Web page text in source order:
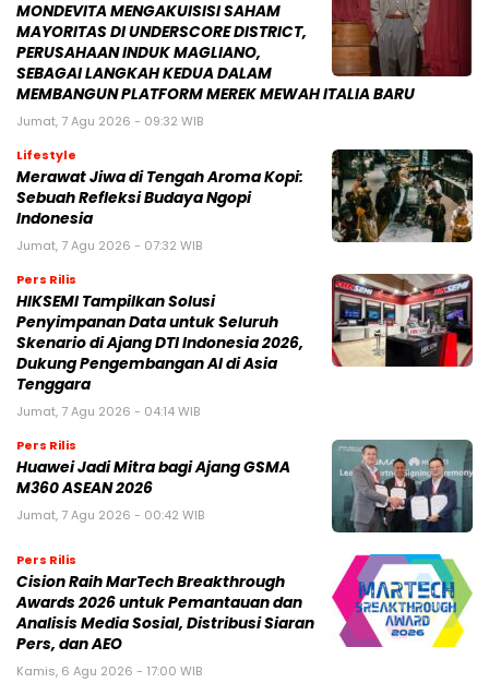
MONDEVITA MENGAKUISISI SAHAM
MAYORITAS DI UNDERSCORE DISTRICT,
PERUSAHAAN INDUK MAGLIANO,
SEBAGAI LANGKAH KEDUA DALAM
MEMBANGUN PLATFORM MEREK MEWAH ITALIA BARU
Jumat, 7 Agu 2026 - 09:32 WIB
Lifestyle
Merawat Jiwa di Tengah Aroma Kopi:
Sebuah Refleksi Budaya Ngopi
Indonesia
Jumat, 7 Agu 2026 - 07:32 WIB
Pers Rilis
HIKSEMI Tampilkan Solusi
Penyimpanan Data untuk Seluruh
Skenario di Ajang DTI Indonesia 2026,
Dukung Pengembangan AI di Asia
Tenggara
Jumat, 7 Agu 2026 - 04:14 WIB
Pers Rilis
Huawei Jadi Mitra bagi Ajang GSMA
M360 ASEAN 2026
Jumat, 7 Agu 2026 - 00:42 WIB
Pers Rilis
Cision Raih MarTech Breakthrough
Awards 2026 untuk Pemantauan dan
Analisis Media Sosial, Distribusi Siaran
Pers, dan AEO
Kamis, 6 Agu 2026 - 17:00 WIB